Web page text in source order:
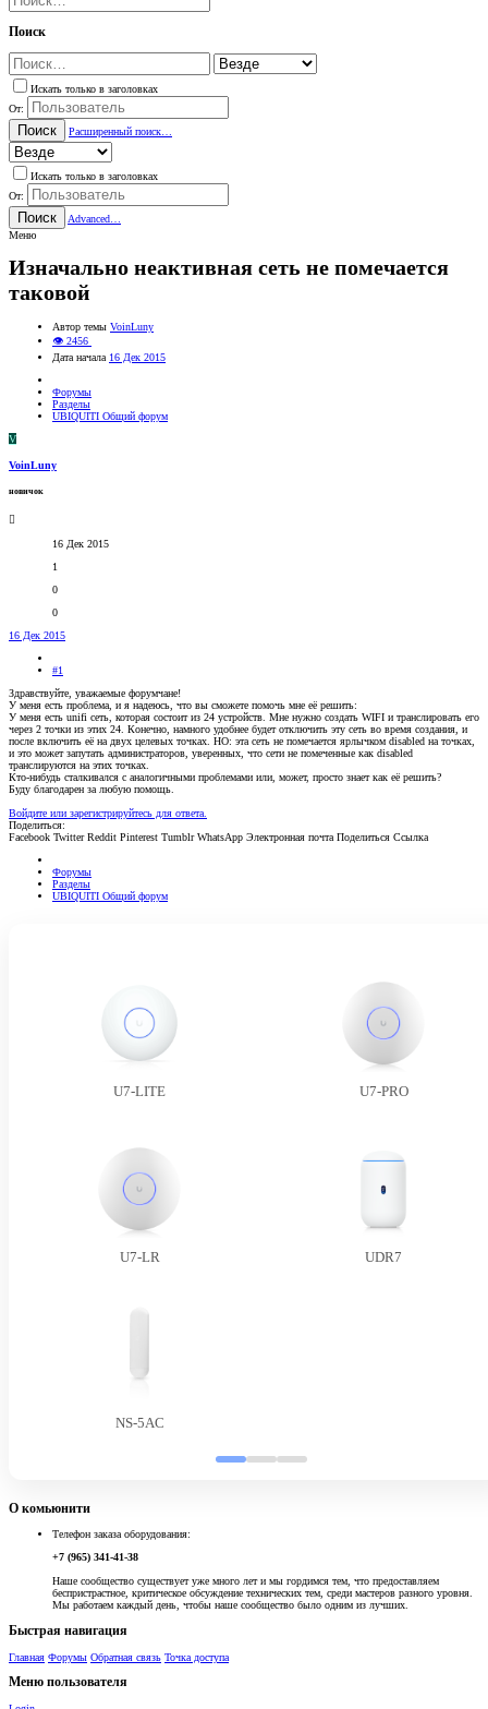
Поиск
Искать только в заголовках
От:
Поиск Расширенный поиск…
Искать только в заголовках
От:
Поиск
Advanced…
Меню
Изначально неактивная сеть не помечается
таковой
Автор темы VoinLuny
👁 2456
Дата начала 16 Дек 2015
Форумы
Разделы
UBIQUITI Общий форум
V
VoinLuny
новичок
16 Дек 2015
1
0
0
16 Дек 2015
#1
Здравствуйте, уважаемые форумчане!
У меня есть проблема, и я надеюсь, что вы сможете помочь мне её решить:
У меня есть unifi сеть, которая состоит из 24 устройств. Мне нужно создать WIFI и транслировать его
через 2 точки из этих 24. Конечно, намного удобнее будет отключить эту сеть во время создания, и
после включить её на двух целевых точках. НО: эта сеть не помечается ярлычком disabled на точках,
и это может запутать администраторов, уверенных, что сети не помеченные как disabled
транслируются на этих точках.
Кто-нибудь сталкивался с аналогичными проблемами или, может, просто знает как её решить?
Буду благодарен за любую помощь.
Войдите или зарегистрируйтесь для ответа.
Поделиться:
Facebook Twitter Reddit Pinterest Tumblr WhatsApp Электронная почта Поделиться Ссылка
Форумы
Разделы
UBIQUITI Общий форум
U7-LITE U7-PRO
U7-LR UDR7
NS-5AC
О комьюнити
Телефон заказа оборудования:
+7 (965) 341-41-38
Наше сообщество существует уже много лет и мы гордимся тем, что предоставляем
беспристрастное, критическое обсуждение технических тем, среди мастеров разного уровня.
Мы работаем каждый день, чтобы наше сообщество было одним из лучших.
Быстрая навигация
Главная Форумы Обратная связь Точка доступа
Меню пользователя